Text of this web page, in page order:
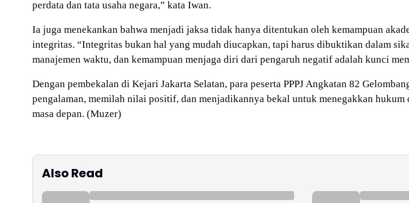
perdata dan tata usaha negara,” kata Iwan.
Ia juga menekankan bahwa menjadi jaksa tidak hanya ditentukan oleh kemampuan
integritas. “Integritas bukan hal yang mudah diucapkan, tapi harus dibuktikan dalam
manajemen waktu, dan kemampuan menjaga diri dari pengaruh negatif adalah kunci
Dengan pembekalan di Kejari Jakarta Selatan, para peserta PPPJ Angkatan 82
pengalaman, memilah nilai positif, dan menjadikannya bekal untuk menegakkan
masa depan. (Muzer)
Also Read